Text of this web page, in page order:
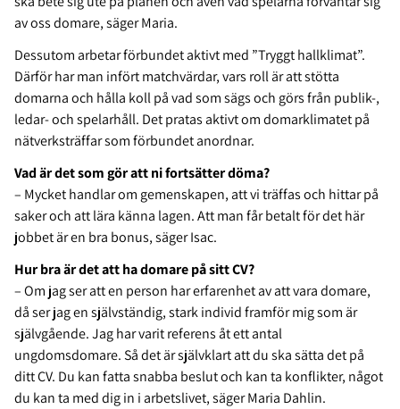
av oss domare, säger Maria.
Dessutom arbetar förbundet aktivt med ”Tryggt hallklimat”.
Därför har man infört matchvärdar, vars roll är att stötta
domarna och hålla koll på vad som sägs och görs från publik-,
ledar- och spelarhåll. Det pratas aktivt om domarklimatet på
nätverksträffar som förbundet anordnar.
Vad är det som gör att ni fortsätter döma?
– Mycket handlar om gemenskapen, att vi träffas och hittar på
saker och att lära känna lagen. Att man får betalt för det här
jobbet är en bra bonus, säger Isac.
Hur bra är det att ha domare på sitt CV?
– Om jag ser att en person har erfarenhet av att vara domare,
då ser jag en självständig, stark individ framför mig som är
självgående. Jag har varit referens åt ett antal
ungdomsdomare. Så det är självklart att du ska sätta det på
ditt CV. Du kan fatta snabba beslut och kan ta konflikter, något
du kan ta med dig in i arbetslivet, säger Maria Dahlin.